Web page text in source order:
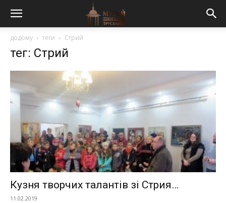
додому теги Стрий
тег: Стрий
Кузня творчих талантів зі Стрия…
11.02.2019